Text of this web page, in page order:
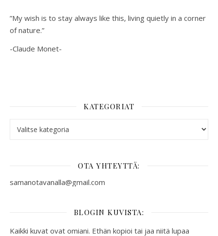
”My wish is to stay always like this, living quietly in a corner
of nature.”
-Claude Monet-
KATEGORIAT
OTA YHTEYTTÄ:
samanotavanalla@gmail.com
BLOGIN KUVISTA:
Kaikki kuvat ovat omiani. Ethän kopioi tai jaa niitä lupaa